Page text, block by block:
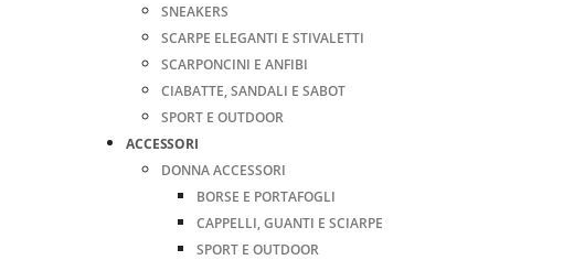
SNEAKERS
SCARPE ELEGANTI E STIVALETTI
SCARPONCINI E ANFIBI
CIABATTE, SANDALI E SABOT
SPORT E OUTDOOR
ACCESSORI
DONNA ACCESSORI
BORSE E PORTAFOGLI
CAPPELLI, GUANTI E SCIARPE
SPORT E OUTDOOR